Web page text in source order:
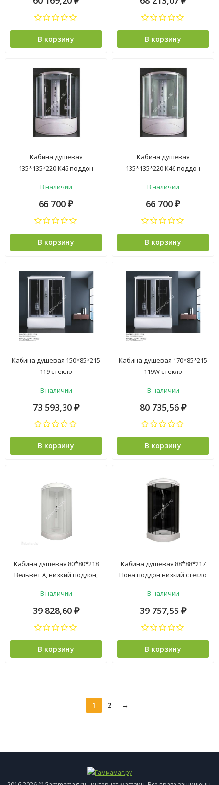
В корзину В корзину
Кабина душевая
135*135*220 К46 поддон
ст.зеркальная , элекрика
VERNER 4уп
В наличии
66 700 ₽
В корзину
Кабина душевая
135*135*220 К46 поддон
электрика VERNER 4уп
В наличии
66 700 ₽
В корзину
Кабина душевая 150*85*215
119 стекло
электрики ст.черная VERNER
5уп
В наличии
73 593,30 ₽
В корзину
Кабина душевая 170*85*215
119W стекло
электрики ст.черная VERNER
*1
В наличии
80 735,56 ₽
В корзину
Кабина душевая 80*80*218
Вельвет А, низкий поддон,
электрики (7 мест+сифон
D90) *1
В наличии
39 828,60 ₽
В корзину
Кабина душевая 88*88*217
Нова поддон низкий стекло
электрики ( 7 мест+сифон
D50 клик-клак)
В наличии
39 757,55 ₽
В корзину
1 2 →